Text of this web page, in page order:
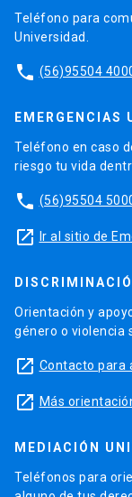
Teléfono para
Universidad.
phone (56)95504
EMERGENCIAS
Teléfono en caso
riesgo tu vida
phone (56)95504
launch Ir al sitio de
Orientación y
género o violencia
launch Contacto para
launch Más
MEDIACIÓN
Teléfonos para